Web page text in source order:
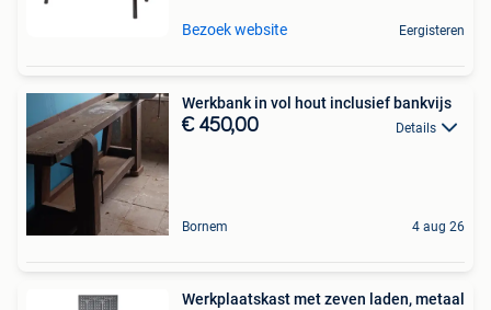
Bezoek website Eergisteren
Werkbank in vol hout inclusief bankvijs
€ 450,00 Details
Bornem 4 aug 26
Werkplaatskast met zeven laden, metaal